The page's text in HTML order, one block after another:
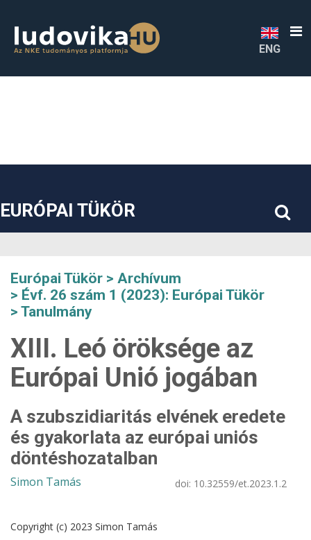
##plugins.themes.bootstrap3.accessible_menu.sidebar##
ENG
EURÓPAI TÜKÖR
Európai Tükör
Archívum
Évf. 26 szám 1 (2023): Európai Tükör
Tanulmány
XIII. Leó öröksége az
Európai Unió jogában
A szubszidiaritás elvének eredete
és gyakorlata az európai uniós
döntéshozatalban
Simon Tamás doi: 10.32559/et.2023.1.2
Copyright (c) 2023 Simon Tamás